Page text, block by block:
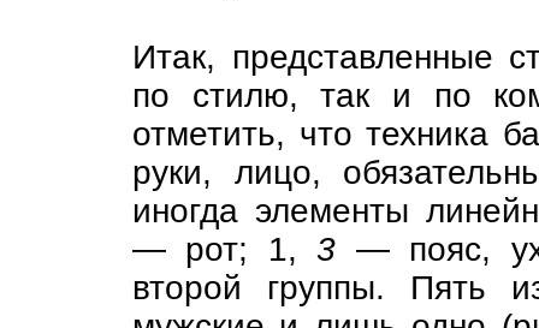
Итак, представленные
по стилю, так и по
отметить, что техника
руки, лицо,
иногда элементы
— рот; 1,3 — пояс,
второй группы. Пять